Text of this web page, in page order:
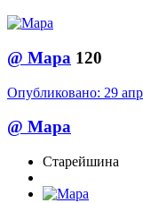
@ Мара 120
Опубликовано: 29
@ Мара
Старейшина